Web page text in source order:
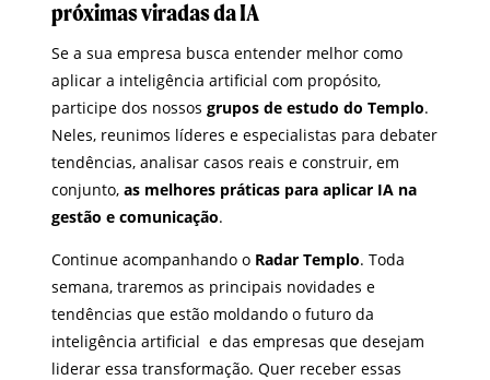
próximas viradas da IA
Se a sua empresa busca entender melhor como
aplicar a inteligência artificial com propósito,
participe dos nossosgrupos de estudo do Templo.
Neles, reunimos líderes e especialistas para debater
tendências, analisar casos reais e construir, em
conjunto,as melhores práticas para aplicar IA na
gestão e comunicação.
Continue acompanhando o Radar Templo. Toda
semana, traremos as principais novidades e
tendências que estão moldando o futuro da
inteligência artificial e das empresas que desejam
liderar essa transformação. Quer receber essas